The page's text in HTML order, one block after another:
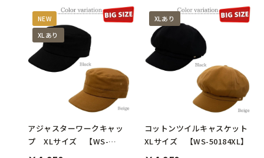
NEW
XLあり
アジャスターワークキャッ
プ XLサイズ 【WS-
XLあり
コットンツイルキャスケット
XLサイズ 【WS-50184XL】